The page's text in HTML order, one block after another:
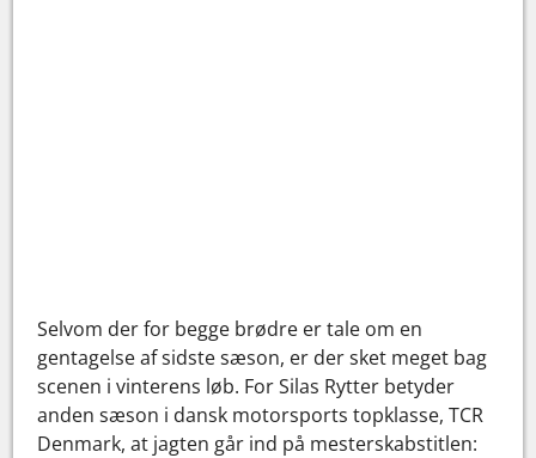
Selvom der for begge brødre er tale om en
gentagelse af sidste sæson, er der sket meget bag
scenen i vinterens løb. For Silas Rytter betyder
anden sæson i dansk motorsports topklasse, TCR
Denmark, at jagten går ind på mesterskabstitlen: